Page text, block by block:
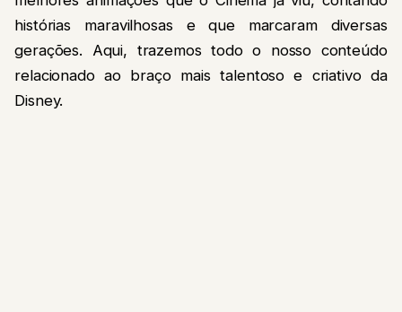
histórias maravilhosas e que marcaram diversas
gerações. Aqui, trazemos todo o nosso conteúdo
relacionado ao braço mais talentoso e criativo da
Disney.